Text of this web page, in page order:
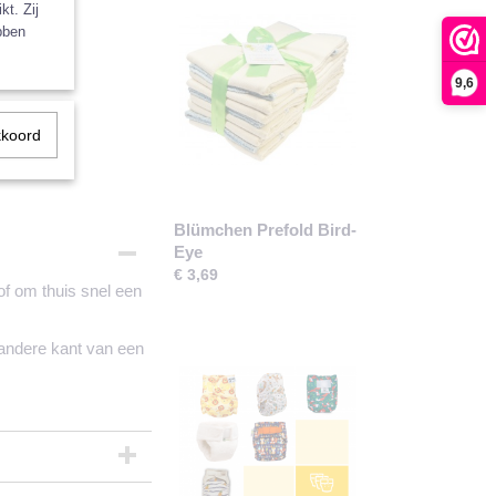
9,6
om thuis snel een
kant van een
Blümchen Prefold Bird-
Eye
€ 3,69
Zij